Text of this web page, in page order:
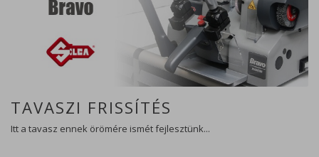
TAVASZI FRISSÍTÉS
Itt a tavasz ennek örömére ismét fejlesztünk...